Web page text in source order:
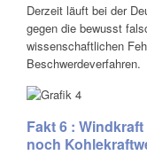
Derzeit läuft bei der
gegen die bewusst
wissenschaftlichen
Beschwerdeverfahren.
Fakt 6 :
noch